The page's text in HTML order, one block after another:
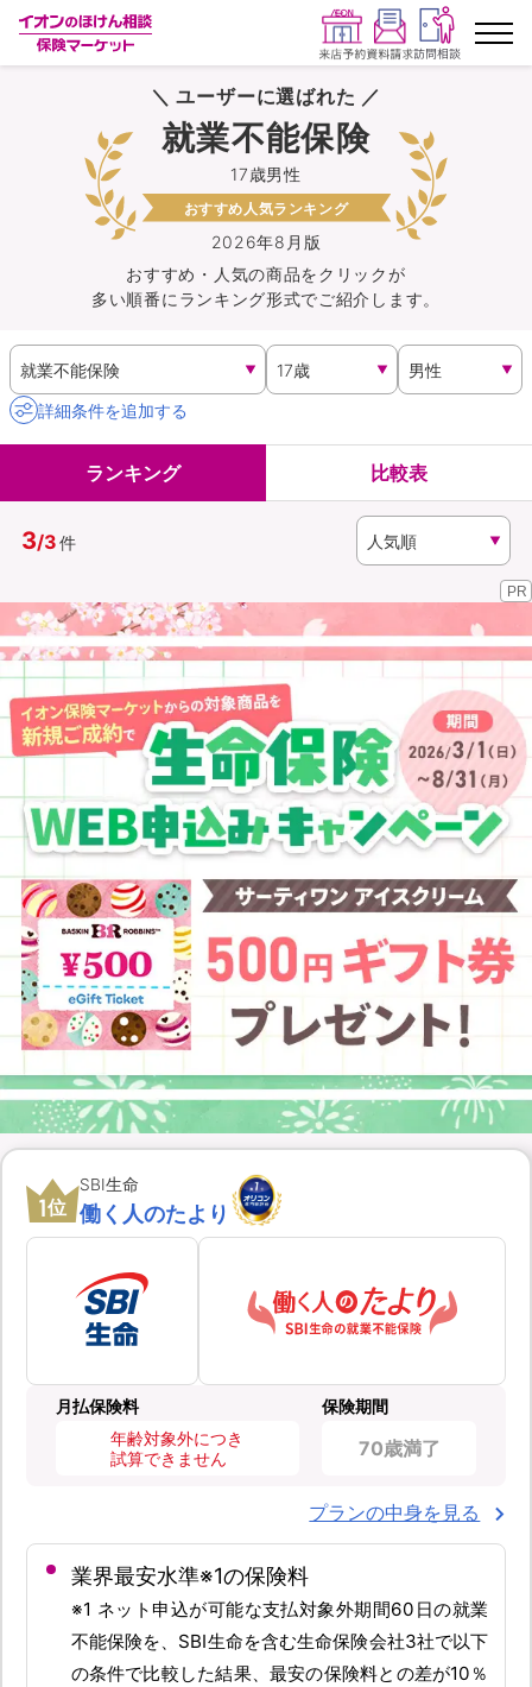
ランキングから探す
保険を比較する
保険会社から探す
イオンカード会員さま専用保険
キャンペーン一覧
イオングループ従業員さま向け
資料請求
（無料）
訪問相談
イオンカード会員さま専用保険
＼ ユーザーに選ばれた ／
2026年8月版
17歳男性
就業不能保険
おすすめ人気ランキング
おすすめ・人気の商品をクリックが
多い順番にランキング形式でご紹介します。
詳細条件を追加する
ランキング 比較表
3/3件
PR
1位
SBI生命
働く人のたより
月払保険料
年齢対象外につき
試算できません
保険期間
70歳満了
プランの中身を見る
業界最安水準※1の保険料
※1 ネット申込が可能な支払対象外期間60日の就業
不能保険を、SBI生命を含む生命保険会社3社で以下
の条件で比較した結果、最安の保険料との差が10％